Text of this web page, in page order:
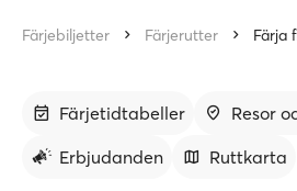
Färjebiljetter Färjerutter Färja
Färjetidtabeller
Resor
Erbjudanden
Ruttkarta